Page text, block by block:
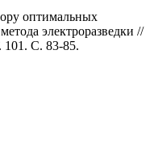
оптимальных
электроразведки //
101. С. 83-85.